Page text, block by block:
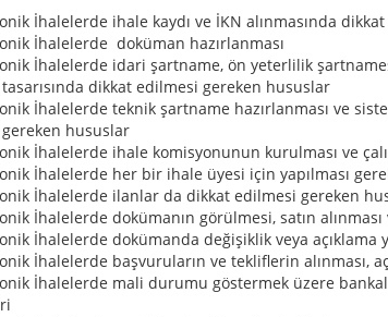
İhalelerde ihale kaydı ve İKN alınmasında
İhalelerde doküman hazırlanması
İhalelerde idari şartname, ön yeterlilik
dikkat edilmesi gereken hususlar
İhalelerde teknik şartname hazırlanması ve
hususlar
İhalelerde ihale komisyonunun kurulması ve
İhalelerde her bir ihale üyesi için yapılması
İhalelerde ilanlar da dikkat edilmesi gereken
İhalelerde dokümanın görülmesi, satın
İhalelerde dokümanda değişiklik veya açıklama
İhalelerde başvuruların ve tekliflerin alınması,
İhalelerde mali durumu göstermek üzere